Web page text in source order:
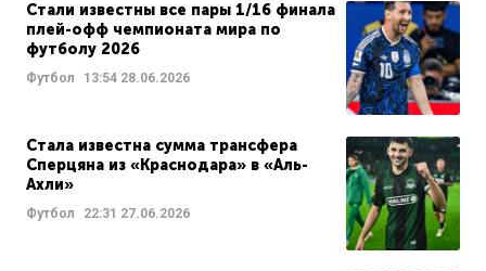
Стали известны все пары 1/16 финала
плей-офф чемпионата мира по
футболу 2026
Футбол 13:54 28.06.2026
Стала известна сумма трансфера
Сперцяна из «Краснодара» в «Аль-
Ахли»
Футбол 22:31 27.06.2026